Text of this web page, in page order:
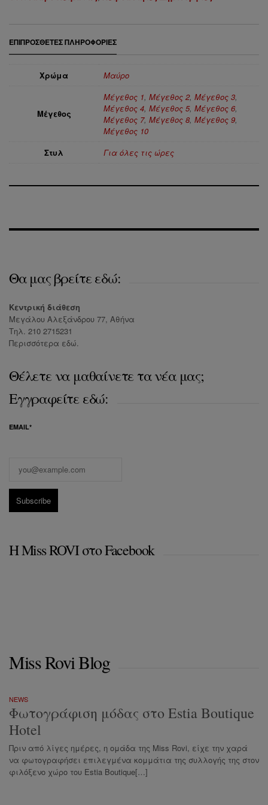
ΕΠΙΠΡΌΣΘΕΤΕΣ ΠΛΗΡΟΦΟΡΊΕΣ
Χρώμα Μαύρο
Μέγεθος
Μέγεθος 1, Μέγεθος 2, Μέγεθος 3,
Μέγεθος 4, Μέγεθος 5, Μέγεθος 6,
Μέγεθος 7, Μέγεθος 8, Μέγεθος 9,
Μέγεθος 10
Στυλ
Για όλες τις ώρες
Θα μας βρείτε εδώ:
Κεντρική διάθεση
Μεγάλου Αλεξάνδρου 77, Αθήνα
Τηλ. 210 2715231
Περισσότερα εδώ.
Θέλετε να μαθαίνετε τα νέα μας;
Εγγραφείτε εδώ:
EMAIL*
Η Miss ROVI στο Facebook
Miss Rovi Blog
NEWS
Φωτογράφιση μόδας στο Estia Boutique
Hotel
Πριν από λίγες ημέρες, η ομάδα της Miss Rovi, είχε την χαρά
να φωτογραφήσει επιλεγμένα κομμάτια της συλλογής της στον
φιλόξενο χώρο του Estia Boutique[…]